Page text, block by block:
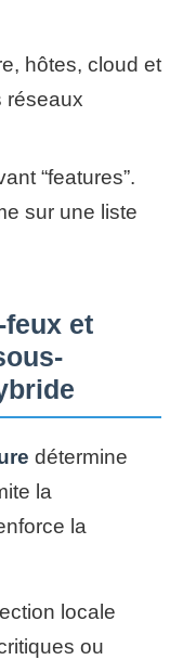
hôtes, cloud et
réseaux
“features”.
sur une liste
et
détermine
la
la
locale
ou